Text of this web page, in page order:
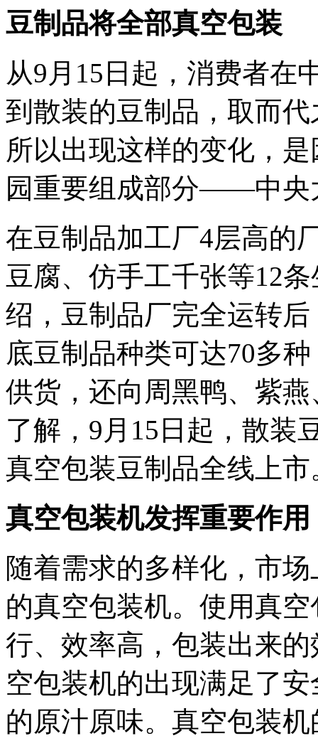
豆制品将全部真空包装
从9月15日起，消费者在
到散装的豆制品，取而
所以出现这样的变化，
园重要组成部分——中央
在豆制品加工厂4层高的
豆腐、仿手工千张等12
绍，豆制品厂完全运转
底豆制品种类可达70多
供货，还向周黑鸭、紫
了解，9月15日起，散装
真空包装豆制品全线上市
真空包装机发挥重要作用
随着需求的多样化，市
的真空包装机。使用真
行、效率高，包装出来
空包装机的出现满足了
的原汁原味。真空包装